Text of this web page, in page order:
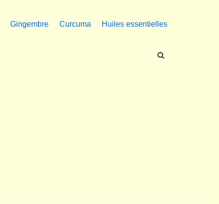
Gingembre Curcuma Huiles essentielles